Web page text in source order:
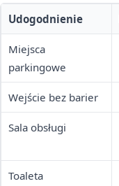
Udogodnienie
Miejsca
parkingowe
Wejście bez barier
Sala obsługi
Toaleta